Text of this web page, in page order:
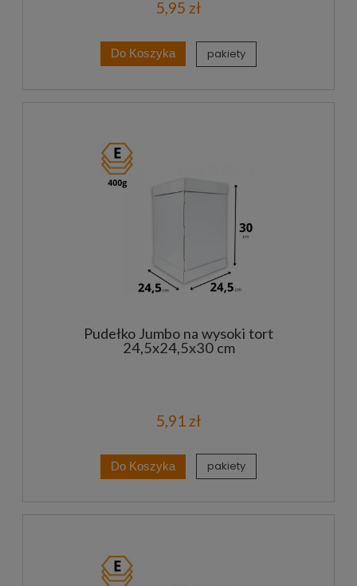
5,95 zł
Do Koszyka pakiety
Pudełko Jumbo na wysoki tort
24,5x24,5x30 cm
5,91 zł
Do Koszyka pakiety